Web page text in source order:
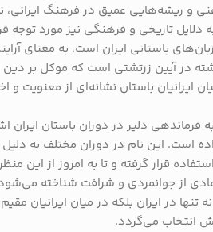
غنی و ریشه‌هایی عمیق در فرهنگ ایرانی،
تاریخی و فرهنگی نیز مورد توجه
باستانی ایران است، به معنای
در آیین زرتشتی است که موکل بر دین
ایرانیان باستان نشانه‌ای از معنویت
فرماندهی دلیر در دوران باستان ایران
است. این نام در دوران مختلف به
قرار گرفته و تا به امروز از این
از جوانمردی و شرافت شناخته
در ایران بلکه در میان ایرانیان
انتخاب می‌گردد.